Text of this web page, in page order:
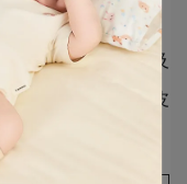
痠痛。另外提醒媽
意材質的選擇，以及
敏感或是拉鍊刮傷皮